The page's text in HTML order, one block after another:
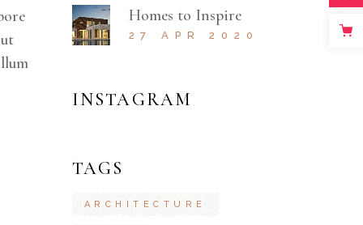
Homes to Inspire
27 APR 2020
INSTAGRAM
TAGS
ARCHITECTURE